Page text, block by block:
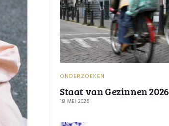
ONDERZOEKEN
Staat van Gezinnen 2026
18 MEI 2026